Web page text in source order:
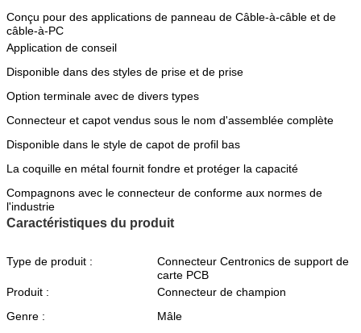
Conçu pour des applications de panneau de Câble-à-câble et de
câble-à-PC
Application de conseil
Disponible dans des styles de prise et de prise
Option terminale avec de divers types
Connecteur et capot vendus sous le nom d'assemblée complète
Disponible dans le style de capot de profil bas
La coquille en métal fournit fondre et protéger la capacité
Compagnons avec le connecteur de conforme aux normes de
l'industrie
Caractéristiques du produit
Type de produit :
Connecteur Centronics de support de
carte PCB
Produit :
Connecteur de champion
Genre :
Mâle